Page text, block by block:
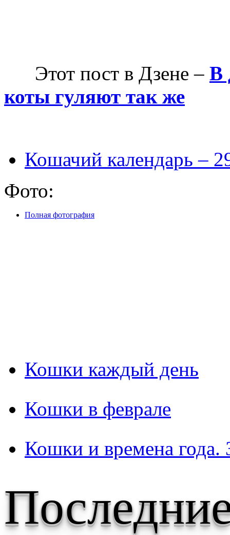
Этот пост в Дзене – В
коты гуляют так же
Кошачий календарь –
Фото:
Полная фотография
Кошки каждый день
Кошки в феврале
Кошки и времена года.